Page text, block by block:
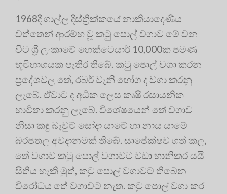
1968දී ගාල්ල දිස්ත්‍රික්කයේ නාකියාදෙණිය
වත්තෙන් ආරම්භ වූ කටු පොල් වගාව මේ වන
විට ශ්‍රී ලංකාවේ හෙක්ටෙයාර් 10,000ක පමණ
භූමිභාගයක පැතිර තිබේ. කටු පොල් වගා කරන
ප්‍රදේශවල තේ, රබර් වැනි භෝග ද වගා කරනු
ලැබේ. ඒවාට ද අධික ලෙස කෘෂි රසායනික
භාවිතා කරනු ලැබේ. විශේෂයෙන් තේ වගාව
නිසා කඳු බෑවුම් සෝදා යාමේ හා නාය යාමේ
බරපතල අවදානමක් තිබේ. සාපේක්ෂව ගත් කල,
තේ වගාව කටු පොල් වගාවට වඩා හානිකර යයි
සිතිය හැකි මුත්, කටු පොල් වගාවට තිබෙන
විරෝධය තේ වගාවට නැත. කටු පොල් වගා කර